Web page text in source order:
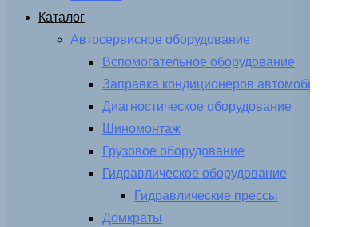
Каталог
Автосервисное оборудование
Вспомогательное оборудование
Заправка кондиционеров автомобиля
Диагностическое оборудование
Шиномонтаж
Грузовое оборудование
Гидравлическое оборудование
Гидравлические прессы
Домкраты